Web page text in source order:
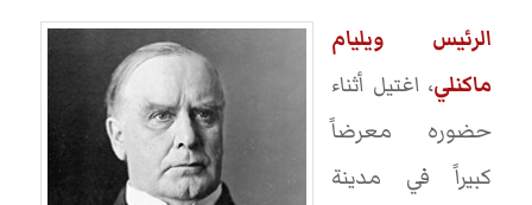
الرئيس ويليام
ماكنلي، اغتيل أثناء
حضوره معرضاً
كبيراً في مدينة